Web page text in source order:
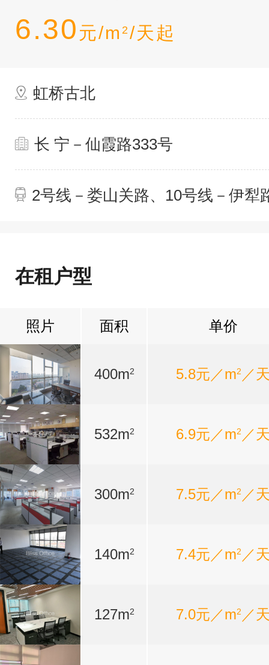
6.30 元/m 2 /天起
虹桥古北
长 宁－仙霞路333号
2号线－娄山关路、10号线－伊犁
在租户型
照片 面积 单价
400m2 5.8元／m2 ／
532m2 6.9元／m2 ／
300m2 7.5元／m2 ／
140m2 7.4元／m2 ／
127m2 7.0元／m2 ／